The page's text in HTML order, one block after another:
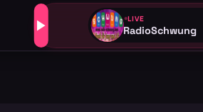
LIVE
RadioSchwung